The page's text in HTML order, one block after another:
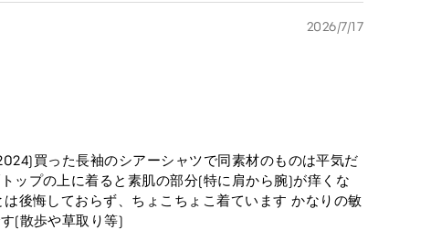
2026/7/17
買った長袖のシアーシャツで同素材のものは平気だ
ップの上に着ると素肌の部分(特に肩から腕)が痒くな
後悔しておらず、ちょこちょこ着ています かなりの敏
(散歩や草取り等)